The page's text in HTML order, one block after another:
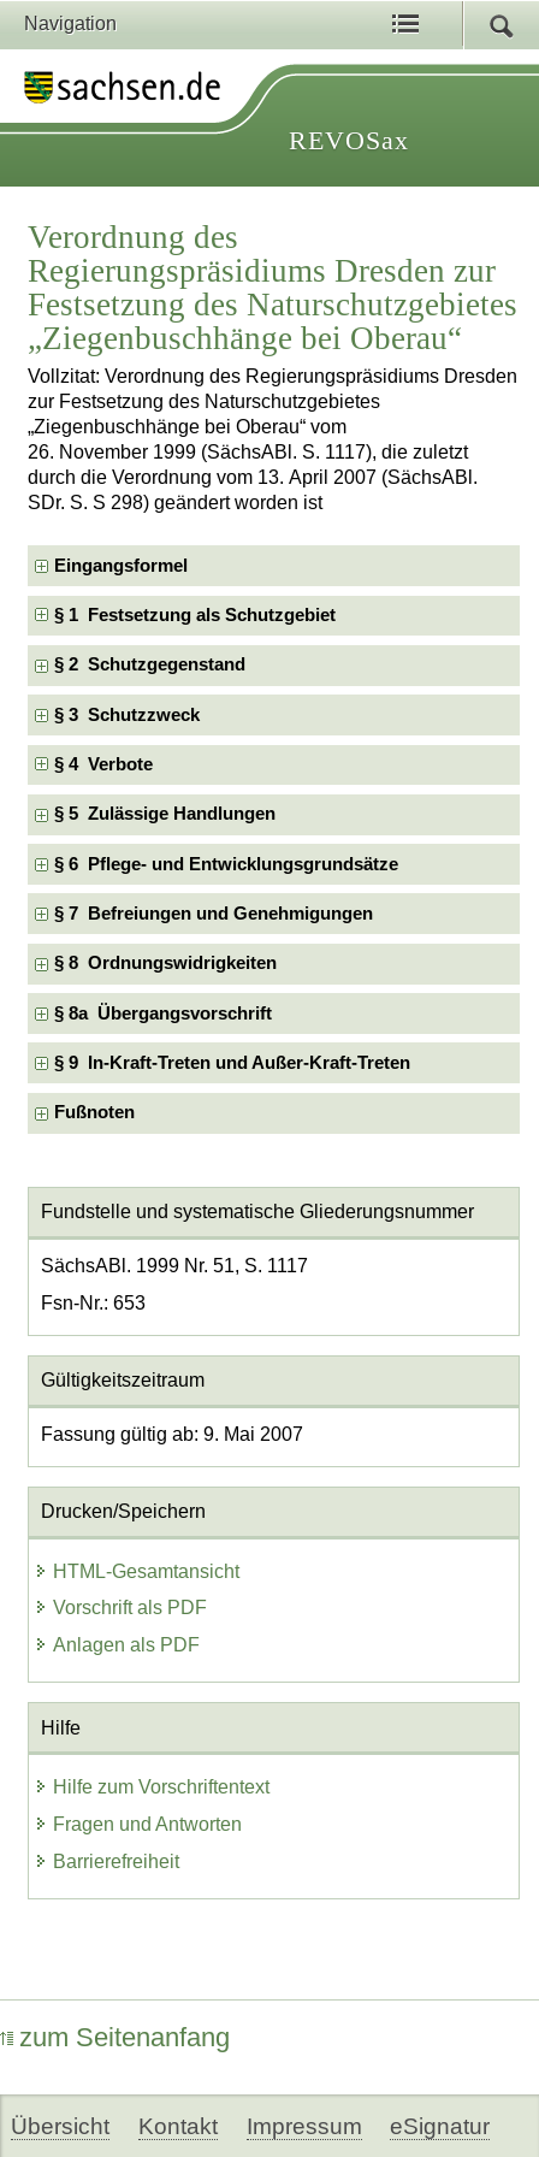
Navigation
REVOSax
Verordnung des
Regierungspräsidiums Dresden zur
Festsetzung des Naturschutzgebietes
„Ziegenbuschhänge bei Oberau“
Vollzitat: Verordnung des Regierungspräsidiums Dresden
zur Festsetzung des Naturschutzgebietes
„Ziegenbuschhänge bei Oberau“ vom
26. November 1999 (SächsABl. S. 1117), die zuletzt
durch die Verordnung vom 13. April 2007 (SächsABl.
SDr. S. S 298) geändert worden ist
Eingangsformel
§ 1 Festsetzung als Schutzgebiet
§ 2 Schutzgegenstand
§ 3 Schutzzweck
§ 4 Verbote
§ 5 Zulässige Handlungen
§ 6 Pflege- und Entwicklungsgrundsätze
§ 7 Befreiungen und Genehmigungen
§ 8 Ordnungswidrigkeiten
§ 8a Übergangsvorschrift
§ 9 In-Kraft-Treten und Außer-Kraft-Treten
Fußnoten
Fundstelle und systematische Gliederungsnummer
SächsABl. 1999 Nr. 51, S. 1117
Fsn-Nr.: 653
Gültigkeitszeitraum
Fassung gültig ab: 9. Mai 2007
Drucken/Speichern
HTML-Gesamtansicht
Vorschrift als PDF
Anlagen als PDF
Hilfe
Hilfe zum Vorschriftentext
Fragen und Antworten
Barrierefreiheit
zum Seitenanfang
Übersicht Kontakt Impressum eSignatur